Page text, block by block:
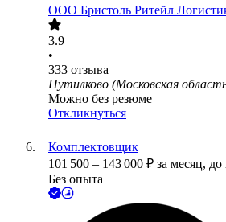
ООО Бристоль Ритейл
3.9
•
333 отзыва
Путилково (Московская
Можно без резюме
Откликнуться
Комплектовщик
101 500 – 143 000 ₽ за месяц, до
Без опыта